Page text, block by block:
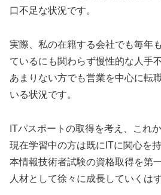
口不足な状況です。
実際、私の在籍する会社でも毎年
ているにも関わらず慢性的な人手
あまりない方でも営業を中心に転
いる状況です。
ITパスポートの取得を考え、これ
現在学習中の方は既にITに関心を
本情報技術者試験の資格取得を第
人材として徐々に成長していくは